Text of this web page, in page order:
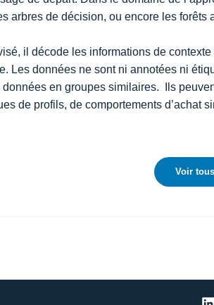
arbres de décision, ou encore les forêts
il décode les informations de
Les données ne sont ni annotées ni
en groupes similaires. Ils
de profils, de comportements d’achat
Voir